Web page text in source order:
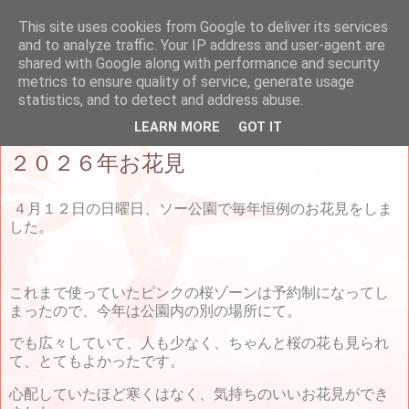
パリ南日仏協会（AFJPS）
２０２６年お花見
４月１２日の日曜日、ソー公園で毎年恒例のお花見をしま
した。
これまで使っていたピンクの桜ゾーンは予約制になってし
まったので、今年は公園内の別の場所にて。
でも広々していて、人も少なく、ちゃんと桜の花も見られ
て、とてもよかったです。
心配していたほど寒くはなく、気持ちのいいお花見ができ
This site uses cookies from Google to deliver its services
and to analyze traffic. Your IP address and user-agent are
shared with Google along with performance and security
metrics to ensure quality of service, generate usage
statistics, and to detect and address abuse.
LEARN MORE GOT IT